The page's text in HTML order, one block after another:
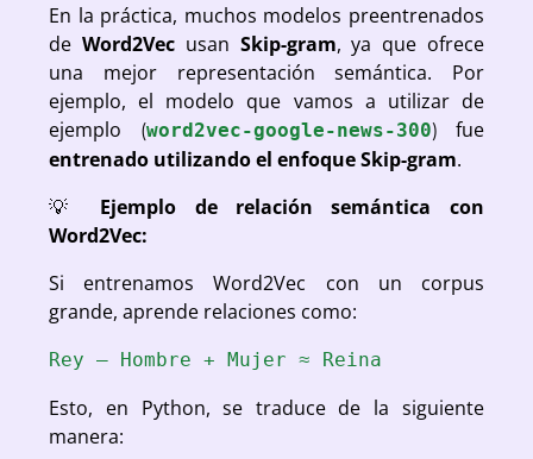
En la práctica, muchos modelos preentrenados
deWord2Vec usan Skip-gram, ya que ofrece
una mejor representación semántica. Por
ejemplo, el modelo que vamos a utilizar de
ejemplo
(word2vec-google-news-300)
fue
entrenado utilizando el enfoque Skip-gram.
💡 Ejemplo de relación semántica con
Word2Vec:
Si entrenamos Word2Vec con un corpus
grande, aprende relaciones como:
Rey – Hombre + Mujer ≈ Reina
Esto, en Python, se traduce de la siguiente
manera: